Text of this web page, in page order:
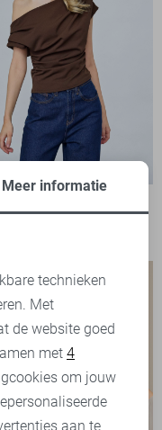
Meer informatie
technieken
Met
de website goed
met 4
om jouw
aan te